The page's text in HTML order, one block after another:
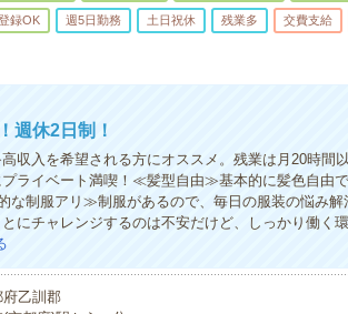
録OK 週5日勤務 土日祝休 残業多 交費支給
週休2日制！
収入を希望される方にオススメ。残業は月20時間
ライベート満喫！≪髪型自由≫基本的に髪色自由
な制服アリ≫制服があるので、毎日の服装の悩み
にチャレンジするのは不安だけど、しっかり働く
府乙訓郡